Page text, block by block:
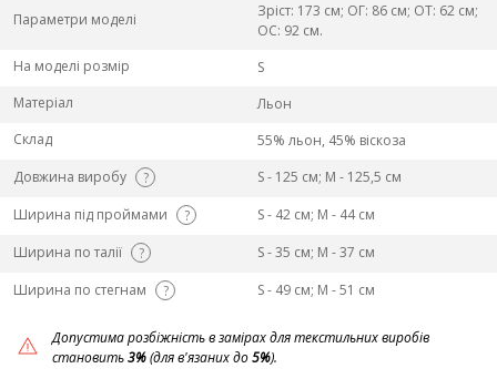
Параметри моделі
Зріст: 173 см; ОГ: 86 см; ОТ: 62 см;
ОС: 92 см.
На моделі розмір
S
Матеріал
Льон
Склад
55% льон, 45% віскоза
Довжина виробу
?
S - 125 см; M - 125,5 см
Ширина під проймами
?
S - 42 см; M - 44 см
Ширина по талії
?
S - 35 см; M - 37 см
Ширина по стегнам
? S - 49 см; M - 51 см
Допустима розбіжність в замірах для текстильних виробів
становить3%(для в'язаних до5%).